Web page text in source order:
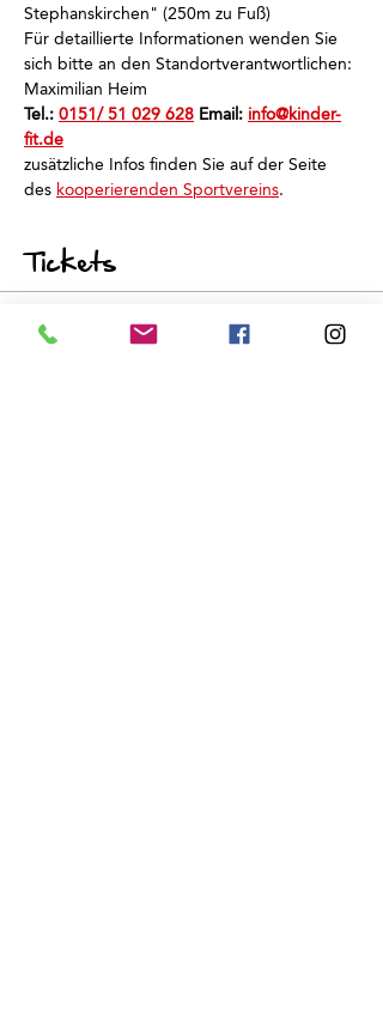
Stephanskirchen" (250m zu Fuß)
Für detaillierte Informationen wenden Sie
sich bitte an den Standortverantwortlichen:
Maximilian Heim
Tel.: 0151/ 51 029 628 Email: info@kinder-
fit.de
zusätzliche Infos finden Sie auf der Seite
des kooperierenden Sportvereins.
Tickets
Sale ended